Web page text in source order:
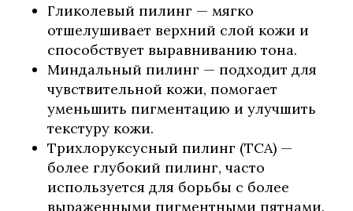
Гликолевый пилинг — мягко
отшелушивает верхний слой кожи и
способствует выравниванию тона.
Миндальный пилинг — подходит для
чувствительной кожи, помогает
уменьшить пигментацию и улучшить
текстуру кожи.
Трихлоруксусный пилинг (ТCA) —
более глубокий пилинг, часто
используется для борьбы с более
выраженными пигментными пятнами.